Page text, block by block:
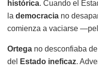
histórica. Cuando el
la democracia no
comienza a vaciarse
Ortega no desconfiaba
del
Estado ineficaz.